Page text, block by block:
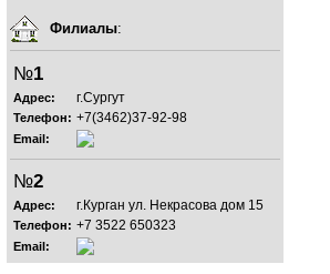
Филиалы:
№1
Адрес: г.Сургут
Телефон: +7(3462)37-92-98
Email:
№2
Адрес: г.Курган ул. Некрасова дом 15
Телефон: +7 3522 650323
Email: